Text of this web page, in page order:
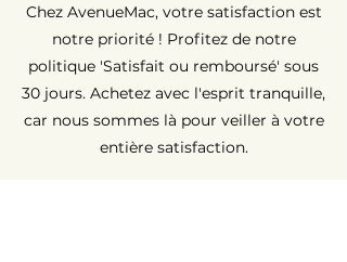
Chez AvenueMac, votre satisfaction est
notre priorité ! Profitez de notre
politique 'Satisfait ou remboursé' sous
30 jours. Achetez avec l'esprit tranquille,
car nous sommes là pour veiller à votre
entière satisfaction.